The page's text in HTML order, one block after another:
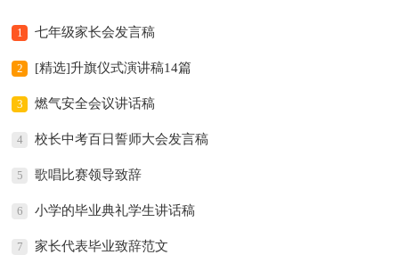
1 七年级家长会发言稿
2 [精选]升旗仪式演讲稿14篇
3 燃气安全会议讲话稿
4 校长中考百日誓师大会发言稿
5 歌唱比赛领导致辞
6 小学的毕业典礼学生讲话稿
7 家长代表毕业致辞范文